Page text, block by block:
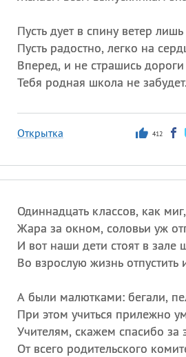
Пусть дует в спину ветер
Пусть радостно, легко на
Вперед, и не страшись
Тебя родная школа не забудет.
Открытка 412
Одиннадцать классов, как
Жара за окном, соловьи уж
И вот наши дети стоят в
Во взрослую жизнь отпустить
А были малютками: бегали,
При этом учиться прилежно
Учителям, скажем спасибо за
От всего родительского